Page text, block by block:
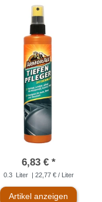
6,83 € *
0.3 Liter | 22,77 € / Liter
Artikel anzeigen